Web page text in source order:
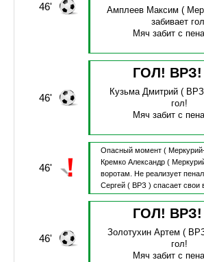
46' Амплеев Максим (
забивает
Мяч забит с
46'
ГОЛ! ВРЗ!
Кузьма Дмитрий(
гол!
Мяч забит с
46'
Опасный момент (
Кремко Александр(
воротам.
Не реализует
Сергей( ВРЗ ) спасает свои
46'
ГОЛ! ВРЗ!
Золотухин Артем (
гол!
Мяч забит с